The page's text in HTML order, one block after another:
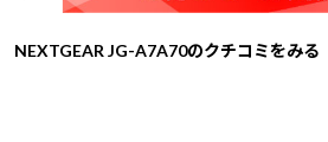
NEXTGEAR JG-A7A70のクチコミをみる